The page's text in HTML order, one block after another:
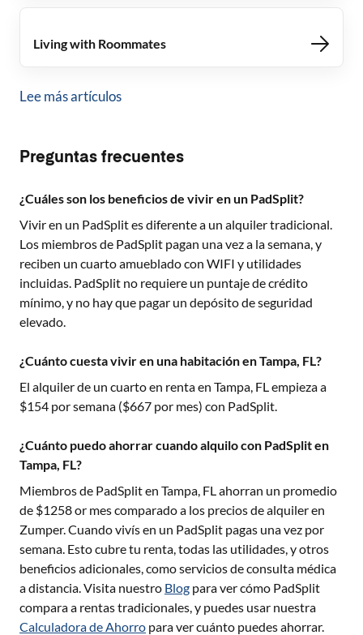
Living with Roommates
Lee más artículos
Preguntas frecuentes
¿Cuáles son los beneficios de vivir en un PadSplit?
Vivir en un PadSplit es diferente a un alquiler tradicional.
Los miembros de PadSplit pagan una vez a la semana, y
reciben un cuarto amueblado con WIFI y utilidades
incluidas. PadSplit no requiere un puntaje de crédito
mínimo, y no hay que pagar un depósito de seguridad
elevado.
¿Cuánto cuesta vivir en una habitación en Tampa, FL?
El alquiler de un cuarto en renta en Tampa, FLempieza a
$154 por semana ($667 por mes) con PadSplit.
¿Cuánto puedo ahorrar cuando alquilo con PadSplit en
Tampa, FL?
Miembros de PadSplit en Tampa, FLahorran un promedio
de $1258or mes comparado a los precios de alquiler en
Zumper. Cuando vivís en un PadSplit pagas una vez por
semana. Esto cubre tu renta, todas las utilidades, y otros
beneficios adicionales, como servicios de consulta médica
a distancia. Visita nuestro Blog para ver cómo PadSplit
compara a rentas tradicionales, y puedes usar nuestra
Calculadora de Ahorro para ver cuánto puedes ahorrar.